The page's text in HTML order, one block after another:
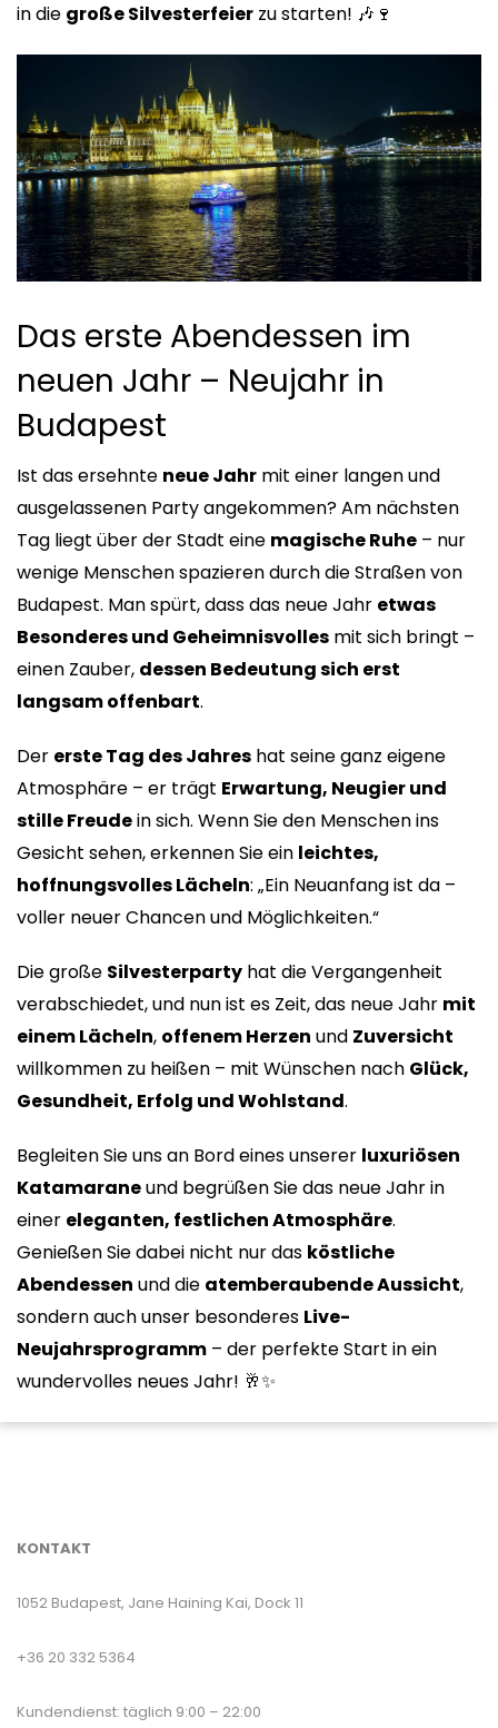
in die große Silvesterfeier zu starten! 🎶🍷
Das erste Abendessen im
neuen Jahr – Neujahr in
Budapest
Ist das ersehnte neue Jahr mit einer langen und
ausgelassenen Party angekommen? Am nächsten
Tag liegt über der Stadt eine magische Ruhe – nur
wenige Menschen spazieren durch die Straßen von
Budapest. Man spürt, dass das neue Jahr etwas
Besonderes und Geheimnisvolles mit sich bringt –
einen Zauber, dessen Bedeutung sich erst
langsam offenbart.
Der erste Tag des Jahres hat seine ganz eigene
Atmosphäre – er trägt Erwartung, Neugier und
stille Freudein sich. Wenn Sie den Menschen ins
Gesicht sehen, erkennen Sie ein leichtes,
hoffnungsvolles Lächeln: „Ein Neuanfang ist da –
voller neuer Chancen und Möglichkeiten.“
Die große Silvesterparty hat die Vergangenheit
verabschiedet, und nun ist es Zeit, das neue Jahr mit
einem Lächeln, offenem Herzen und Zuversicht
willkommen zu heißen – mit Wünschen nach Glück,
Gesundheit, Erfolg und Wohlstand.
Begleiten Sie uns an Bord eines unserer luxuriösen
Katamaraneund begrüßen Sie das neue Jahr in
einer eleganten, festlichen Atmosphäre.
Genießen Sie dabei nicht nur das köstliche
Abendessen und die atemberaubende Aussicht,
sondern auch unser besonderes Live-
Neujahrsprogramm – der perfekte Start in ein
wundervolles neues Jahr! 🥂✨
KONTAKT
1052 Budapest, Jane Haining Kai, Dock 11
+36 20 332 5364
Kundendienst: täglich 9:00 – 22:00